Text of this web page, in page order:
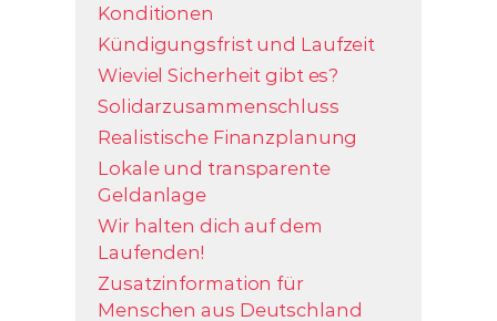
Konditionen
Kündigungsfrist und Laufzeit
Wieviel Sicherheit gibt es?
Solidarzusammenschluss
Realistische Finanzplanung
Lokale und transparente
Geldanlage
Wir halten dich auf dem
Laufenden!
Zusatzinformation für
Menschen aus Deutschland